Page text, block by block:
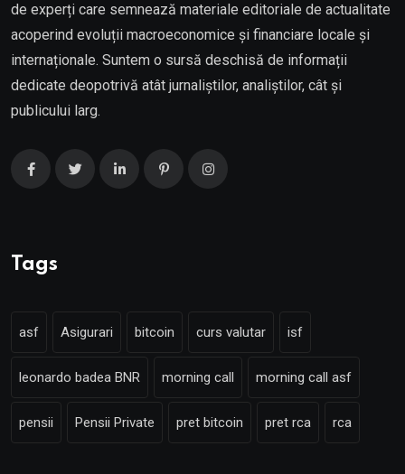
de experți care semnează materiale editoriale de actualitate
acoperind evoluții macroeconomice și financiare locale și
internaționale. Suntem o sursă deschisă de informații
dedicate deopotrivă atât jurnaliștilor, analiștilor, cât și
publicului larg.
Tags
asf Asigurari bitcoin curs valutar isf
leonardo badea BNR morning call morning call asf
pensii Pensii Private pret bitcoin pret rca rca